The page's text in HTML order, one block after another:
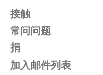
接触
常问问题
捐
加入邮件列表